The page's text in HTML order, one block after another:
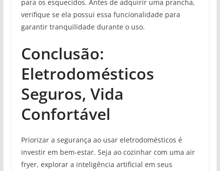
para os esquecidos. Antes de adquirir uma prancha,
verifique se ela possui essa funcionalidade para
garantir tranquilidade durante o uso.
Conclusão:
Eletrodomésticos
Seguros, Vida
Confortável
Priorizar a segurança ao usar eletrodomésticos é
investir em bem-estar. Seja ao cozinhar com uma air
fryer, explorar a inteligência artificial em seus